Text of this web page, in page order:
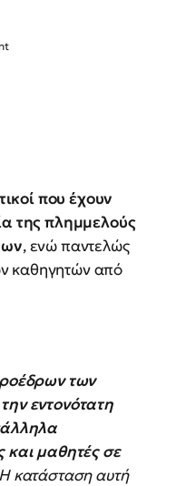
που έχουν
της πλημμελούς
, ενώ παντελώς
καθηγητών από
των
εντονότατη
και μαθητές σε
Η κατάσταση αυτή